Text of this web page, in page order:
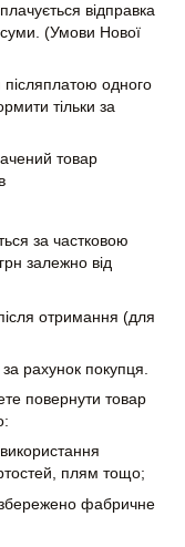
відправка
(Умови Нової
післяплатою одного
тільки за
товар
за частковою
залежно від
отримання (для
рахунок покупця.
повернути товар
плям тощо;
фабричне